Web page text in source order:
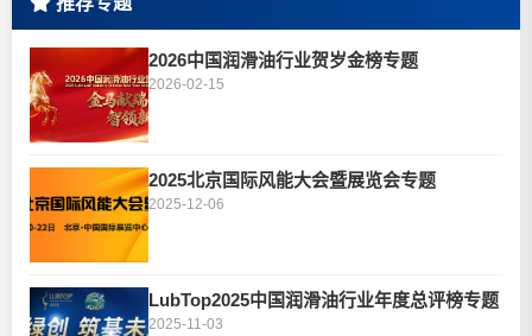
2026中国润滑油行业贺岁金榜专题
2026-02-15
2025北京国际风能大会暨展览会专题
2025-12-06
LubTop2025中国润滑油行业年度总评榜专题
2025-11-03